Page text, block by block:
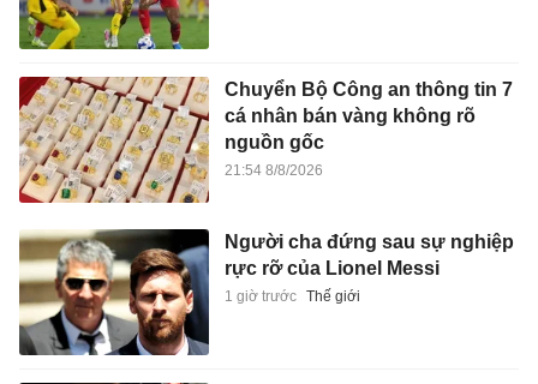
Chuyển Bộ Công an thông tin 7
cá nhân bán vàng không rõ
nguồn gốc
21:54 8/8/2026
Người cha đứng sau sự nghiệp
rực rỡ của Lionel Messi
1 giờ trước Thế giới